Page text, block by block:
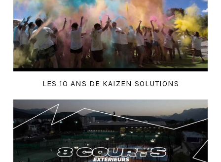
LES 10 ANS DE KAIZEN SOLUTIONS